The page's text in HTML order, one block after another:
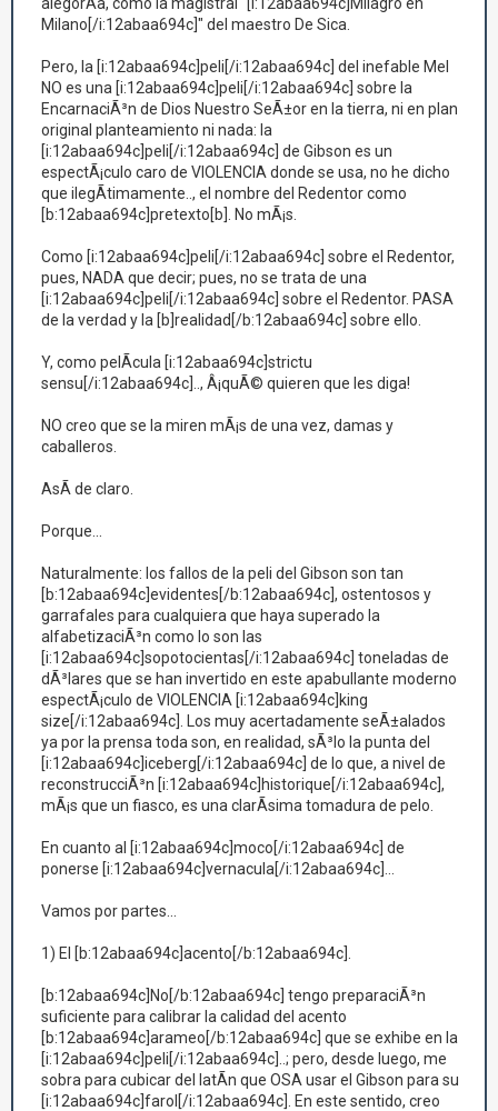
Milano[/i:12abaa694c]" del maestro De Sica.
Pero, la [i:12abaa694c]peli[/i:12abaa694c] del inefable Mel
NO es una [i:12abaa694c]peli[/i:12abaa694c] sobre la
EncarnaciÃ³n de Dios Nuestro SeÃ±or en la tierra, ni en plan
original planteamiento ni nada: la
[i:12abaa694c]peli[/i:12abaa694c] de Gibson es un
espectÃ¡culo caro de VIOLENCIA donde se usa, no he dicho
que ilegÃ­timamente.., el nombre del Redentor como
[b:12abaa694c]pretexto[b]. No mÃ¡s.
Como [i:12abaa694c]peli[/i:12abaa694c] sobre el Redentor,
pues, NADA que decir; pues, no se trata de una
[i:12abaa694c]peli[/i:12abaa694c] sobre el Redentor. PASA
de la verdad y la [b]realidad[/b:12abaa694c] sobre ello.
Y, como pelÃ­cula [i:12abaa694c]strictu
sensu[/i:12abaa694c].., Â¡quÃ© quieren que les diga!
NO creo que se la miren mÃ¡s de una vez, damas y
caballeros.
AsÃ­ de claro.
Porque...
Naturalmente: los fallos de la peli del Gibson son tan
[b:12abaa694c]evidentes[/b:12abaa694c], ostentosos y
garrafales para cualquiera que haya superado la
alfabetizaciÃ³n como lo son las
[i:12abaa694c]sopotocientas[/i:12abaa694c] toneladas de
dÃ³lares que se han invertido en este apabullante moderno
espectÃ¡culo de VIOLENCIA [i:12abaa694c]king
size[/i:12abaa694c]. Los muy acertadamente seÃ±alados
ya por la prensa toda son, en realidad, sÃ³lo la punta del
[i:12abaa694c]iceberg[/i:12abaa694c] de lo que, a nivel de
reconstrucciÃ³n [i:12abaa694c]historique[/i:12abaa694c],
mÃ¡s que un fiasco, es una clarÃ­sima tomadura de pelo.
En cuanto al [i:12abaa694c]moco[/i:12abaa694c] de
ponerse [i:12abaa694c]vernacula[/i:12abaa694c]...
Vamos por partes...
1) El [b:12abaa694c]acento[/b:12abaa694c].
[b:12abaa694c]No[/b:12abaa694c] tengo preparaciÃ³n
suficiente para calibrar la calidad del acento
[b:12abaa694c]arameo[/b:12abaa694c] que se exhibe en la
[i:12abaa694c]peli[/i:12abaa694c]..; pero, desde luego, me
sobra para cubicar del latÃ­n que OSA usar el Gibson para su
[i:12abaa694c]farol[/i:12abaa694c]. En este sentido, creo